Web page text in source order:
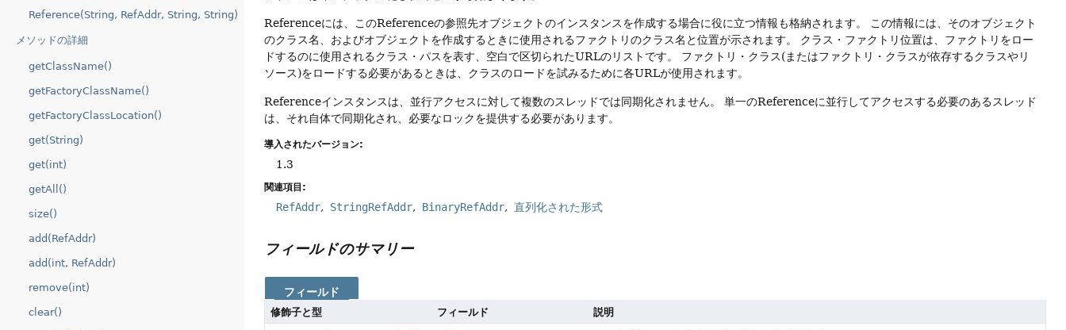
Reference(String, RefAddr, String, String)
メソッドの詳細
getClassName()
getFactoryClassName()
getFactoryClassLocation()
get(String)
get(int)
getAll()
size()
add(RefAddr)
add(int, RefAddr)
remove(int)
clear()
Referenceには、このReferenceの参照先オブジェクトのインスタンスを作成する場合に役に立つ情報も格納されます。
この情報には、そのオブジェクト
のクラス名、およびオブジェクトを作成するときに使用されるファクトリのクラス名と位置が示されます。
クラス・ファクトリ位置は、ファクトリをロー
ドするのに使用されるクラス・パスを表す、空白で区切られたURLのリストです。
ファクトリ・クラス(またはファクトリ・クラスが依存するクラスやリ
ソース)をロードする必要があるときは、クラスのロードを試みるために各URLが使用されます。
Referenceインスタンスは、並行アクセスに対して複数のスレッドでは同期化されません。
単一のReferenceに並行してアクセスする必要のあるスレッド
は、それ自体で同期化され、必要なロックを提供する必要があります。
導入されたバージョン:
1.3
関連項目:
RefAddr StringRefAddr BinaryRefAddr 直列化された形式
フィールドのサマリー
フィールド
修飾子と型 フィールド 説明